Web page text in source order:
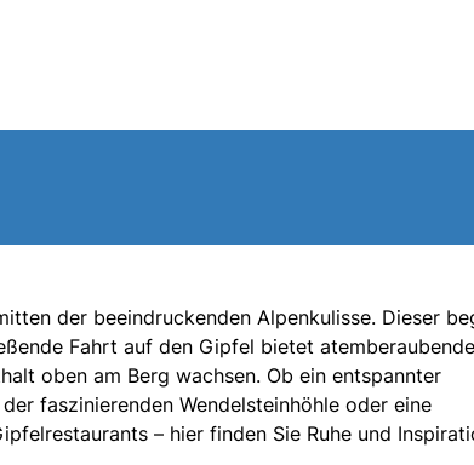
der beeindruckenden Alpenkulisse. Dieser
Fahrt auf den Gipfel bietet atemberaubende
oben am Berg wachsen. Ob ein entspannter
faszinierenden Wendelsteinhöhle oder eine
– hier finden Sie Ruhe und